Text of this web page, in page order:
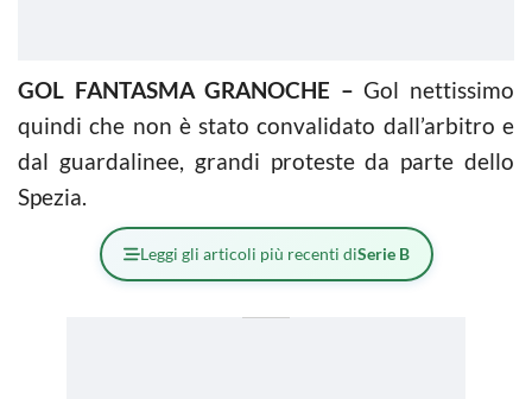
GOL FANTASMA GRANOCHE – Gol nettissimo
quindi che non è stato convalidato dall’arbitro e
dal guardalinee, grandi proteste da parte dello
Spezia.
Leggi gli articoli più recenti diSerie B